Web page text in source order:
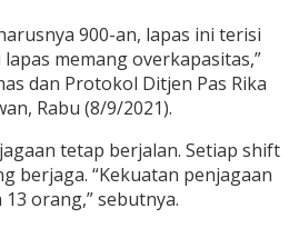
900-an, lapas ini terisi
memang overkapasitas,”
dan Protokol Ditjen Pas Rika
Rabu (8/9/2021).
tetap berjalan. Setiap shift
berjaga. “Kekuatan penjagaan
orang,” sebutnya.